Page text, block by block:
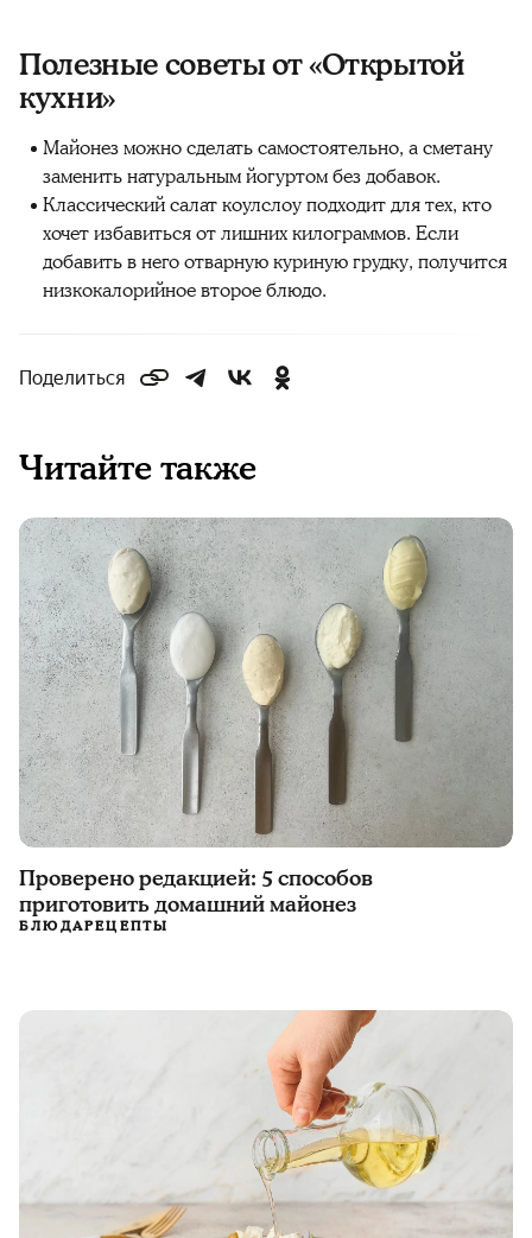
Полезные советы от «Открытой
кухни»
Майонез можно сделать самостоятельно, а сметану
заменить натуральным йогуртом без добавок.
Классический салат коулслоу подходит для тех, кто
хочет избавиться от лишних килограммов. Если
добавить в него отварную куриную грудку, получится
низкокалорийное второе блюдо.
Поделиться
Читайте также
Проверено редакцией: 5 способов
приготовить домашний майонез
БЛЮДАРЕЦЕПТЫ